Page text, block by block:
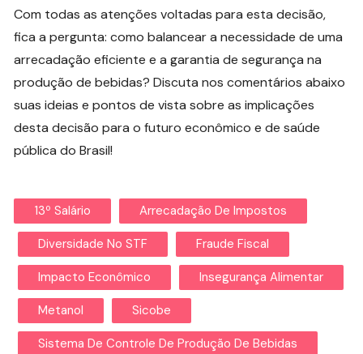
Com todas as atenções voltadas para esta decisão,
fica a pergunta: como balancear a necessidade de uma
arrecadação eficiente e a garantia de segurança na
produção de bebidas? Discuta nos comentários abaixo
suas ideias e pontos de vista sobre as implicações
desta decisão para o futuro econômico e de saúde
pública do Brasil!
13º Salário Arrecadação De Impostos
Diversidade No STF Fraude Fiscal
Impacto Econômico Insegurança Alimentar
Metanol Sicobe
Sistema De Controle De Produção De Bebidas